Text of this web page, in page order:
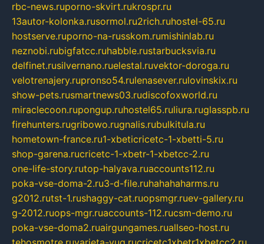
rbc-news.ruporno-skvirt.rukrospr.ru
13autor-kolonka.rusormol.ru2rich.ruhostel-65.ru
hostserve.ruporno-na-russkom.rumishinlab.ru
neznobi.rubigfatcc.ruhabble.rustarbucksvia.ru
delfinet.rusilvernano.ruelestal.ruvektor-doroga.ru
velotrenajery.rupronso54.rulenasever.rulovinskix.ru
show-pets.rusmartnews03.rudiscofoxworld.ru
miraclecoon.rupongup.ruhostel65.ruliura.ruglasspb.ru
firehunters.rugribowo.rugnalis.rubulkitula.ru
hometown-france.ru1-xbeticricetc-1-xbetti-5.ru
shop-garena.rucricetc-1-xbetr-1-xbetcc-2.ru
one-life-story.rutop-halyava.ruaccounts112.ru
poka-vse-doma-2.ru3-d-file.ruhahahaharms.ru
g2012.rutst-1.rushaggy-cat.ruopsmgr.ruev-gallery.ru
g-2012.ruops-mgr.ruaccounts-112.rucsm-demo.ru
poka-vse-doma2.ruairgungames.ruallseo-host.ru